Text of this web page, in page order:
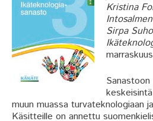
Kristina
Intosalmen
Sirpa
muun muassa turvateknologiaan
Käsitteille on annettu